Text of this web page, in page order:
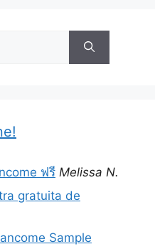
ฟรี Melissa N.
gratuita de
Sample